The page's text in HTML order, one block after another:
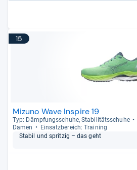
15
Mizuno Wave Inspire 19
Typ: Dämp­fungs­schuhe, Sta­bi­li­täts­schuhe
Damen
Ein­satz­be­reich: Trai­ning
Sta­bil und sprit­zig – das geht